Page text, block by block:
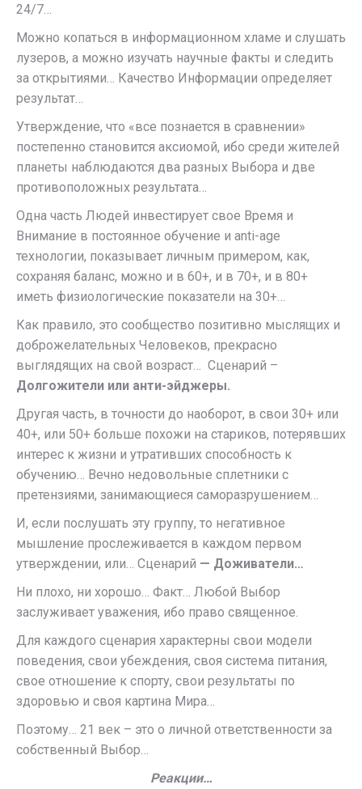
24/7…
Можно копаться в информационном хламе и слушать
лузеров, а можно изучать научные факты и следить
за открытиями… Качество Информации определяет
результат…
Утверждение, что «все познается в сравнении»
постепенно становится аксиомой, ибо среди жителей
планеты наблюдаются два разных Выбора и две
противоположных результата…
Одна часть Людей инвестирует свое Время и
Внимание в постоянное обучение и anti-age
технологии, показывает личным примером, как,
сохраняя баланс, можно и в 60+, и в 70+, и в 80+
иметь физиологические показатели на 30+…
Как правило, это сообщество позитивно мыслящих и
доброжелательных Человеков, прекрасно
выглядящих на свой возраст… Сценарий –
Долгожители или анти-эйджеры.
Другая часть, в точности до наоборот, в свои 30+ или
40+, или 50+ больше похожи на стариков, потерявших
интерес к жизни и утративших способность к
обучению… Вечно недовольные сплетники с
претензиями, занимающиеся саморазрушением…
И, если послушать эту группу, то негативное
мышление прослеживается в каждом первом
утверждении, или… Сценарий — Доживатели…
Ни плохо, ни хорошо… Факт… Любой Выбор
заслуживает уважения, ибо право священное.
Для каждого сценария характерны свои модели
поведения, свои убеждения, своя система питания,
свое отношение к спорту, свои результаты по
здоровью и своя картина Мира…
Поэтому… 21 век – это о личной ответственности за
собственный Выбор…
Реакции…